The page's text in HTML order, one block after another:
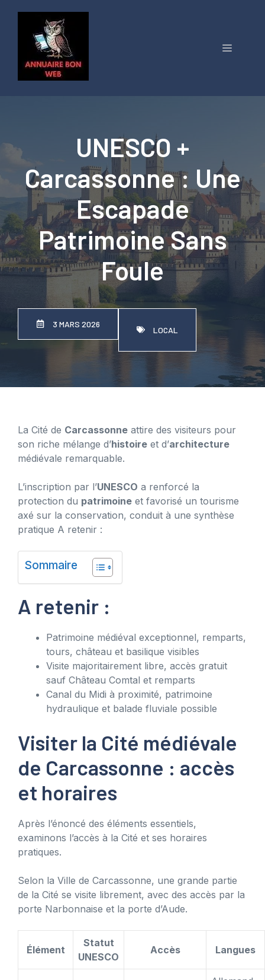
contenu
Menu
UNESCO +
Carcassonne : Une
Escapade
Patrimoine Sans
Foule
3 MARS 2026
LOCAL
La Cité de Carcassonne attire des visiteurs pour
son riche mélange d’histoire et d’architecture
médiévale remarquable.
L’inscription par l’UNESCO a renforcé la
protection du patrimoine et favorisé un tourisme
axé sur la conservation, conduit à une synthèse
pratique A retenir :
Sommaire
A retenir :
Patrimoine médiéval exceptionnel, remparts,
tours, château et basilique visibles
Visite majoritairement libre, accès gratuit
sauf Château Comtal et remparts
Canal du Midi à proximité, patrimoine
hydraulique et balade fluviale possible
Visiter la Cité médiévale
de Carcassonne : accès
et horaires
Après l’énoncé des éléments essentiels,
examinons l’accès à la Cité et ses horaires
pratiques.
Selon la Ville de Carcassonne, une grande partie
de la Cité se visite librement, avec des accès par la
porte Narbonnaise et la porte d’Aude.
Élément
Statut
UNESCO
Accès Langues